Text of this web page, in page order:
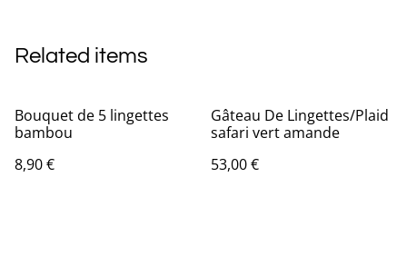
Related items
Bouquet de 5 lingettes
bambou
8,90 €
Gâteau De Lingettes/Plaid
safari vert amande
53,00 €